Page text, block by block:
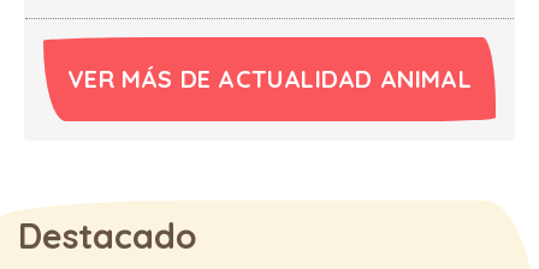
VER MÁS DE ACTUALIDAD ANIMAL
Destacado